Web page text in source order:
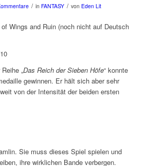
/ in FANTASY / von Eden Lit
Wings and Ruin (noch nicht auf Deutsch
„Das Reich der Sieben Höfe“ konnte
gewinnen. Er hält sich aber sehr
von der Intensität der beiden ersten
Sie muss dieses Spiel spielen und
ihre wirklichen Bande verbergen.